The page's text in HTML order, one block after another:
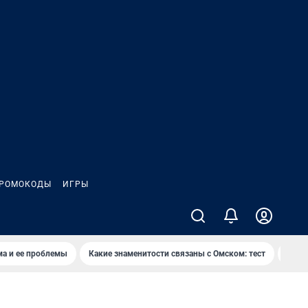
ИГРЫ
и ее проблемы Какие знаменитости связаны с Омском: тест